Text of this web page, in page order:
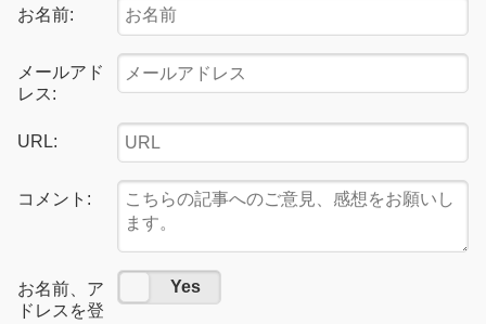
お名前:
メールアド
レス:
URL:
コメント:
お名前、ア
ドレスを登
No Yes